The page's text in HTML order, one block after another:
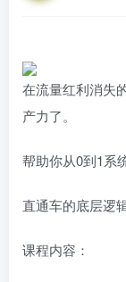
在流量红利消失
产力了。
帮助你从0到1系
直通车的底层逻
课程内容：